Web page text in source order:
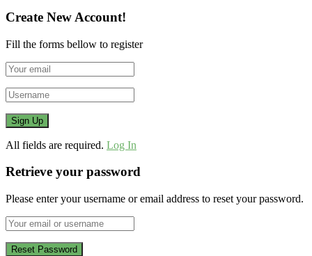
Create New Account!
Fill the forms bellow to register
All fields are required. Log In
Retrieve your password
Please enter your username or email address to reset your password.